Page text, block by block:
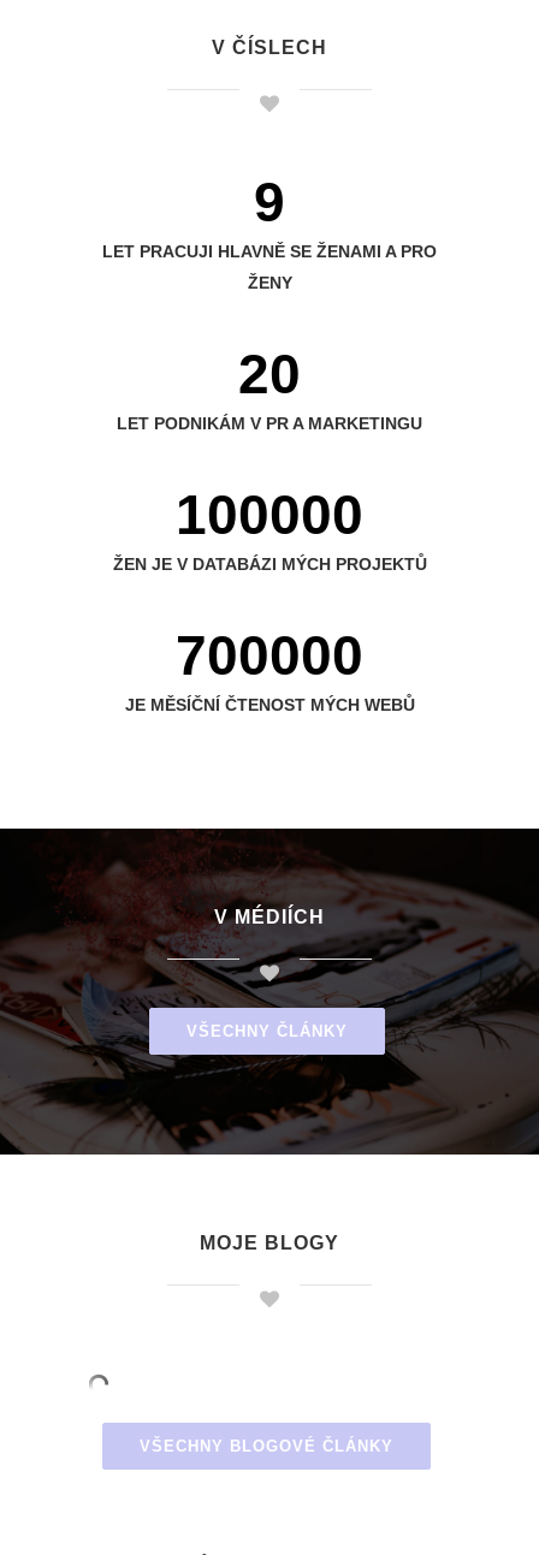
V ČÍSLECH
9
LET PRACUJI HLAVNĚ SE ŽENAMI A PRO
ŽENY
20
LET PODNIKÁM V PR A MARKETINGU
100000
ŽEN JE V DATABÁZI MÝCH PROJEKTŮ
700000
JE MĚSÍČNÍ ČTENOST MÝCH WEBŮ
V MÉDIÍCH
VŠECHNY ČLÁNKY
MOJE BLOGY
VŠECHNY BLOGOVÉ ČLÁNKY